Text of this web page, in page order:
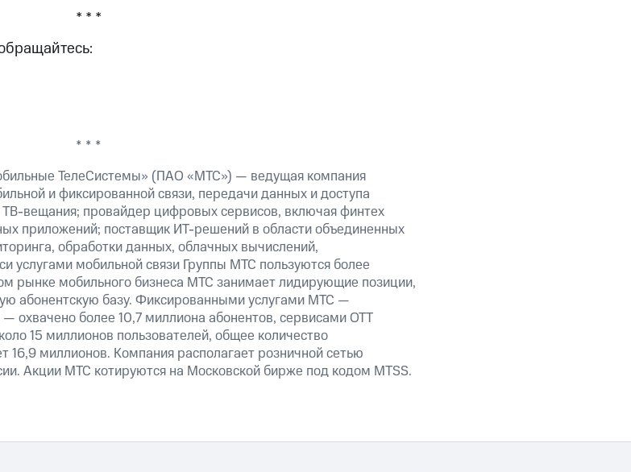
* * *
* * *
ТелеСистемы» (ПАО «МТС») — ведущая компания
и фиксированной связи, передачи данных и доступа
ТВ-вещания; провайдер цифровых сервисов, включая финтех
приложений; поставщик ИТ-решений в области объединенных
обработки данных, облачных вычислений,
услугами мобильной связи Группы МТС пользуются более
рынке мобильного бизнеса МТС занимает лидирующие позиции,
абонентскую базу. Фиксированными услугами МТС —
охвачено более 10,7 миллиона абонентов, сервисами OTT
15 миллионов пользователей, общее количество
16,9 миллионов. Компания располагает розничной сетью
Акции МТС котируются на Московской бирже под кодом MTSS.